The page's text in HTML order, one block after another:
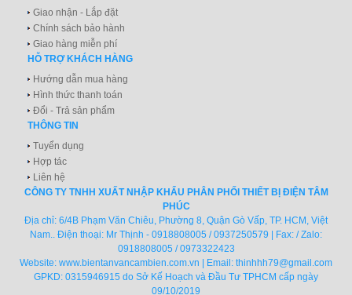
Giao nhận - Lắp đặt
Chính sách bảo hành
Giao hàng miễn phí
HỖ TRỢ KHÁCH HÀNG
Hướng dẫn mua hàng
Hình thức thanh toán
Đổi - Trả sản phẩm
THÔNG TIN
Tuyển dụng
Hợp tác
Liên hệ
CÔNG TY TNHH XUẤT NHẬP KHẨU PHÂN PHỐI THIẾT BỊ ĐIỆN TÂM
PHÚC
Địa chỉ: 6/4B Phạm Văn Chiêu, Phường 8, Quận Gò Vấp, TP. HCM, Việt
Nam.. Điện thoại: Mr Thịnh - 0918808005 / 0937250579 | Fax: / Zalo:
0918808005 / 0973322423
Website: www.bientanvancambien.com.vn | Email: thinhhh79@gmail.com
GPKD: 0315946915 do Sở Kế Hoạch và Đầu Tư TPHCM cấp ngày
09/10/2019